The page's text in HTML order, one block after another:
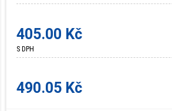
405.00 Kč
S DPH
490.05 Kč